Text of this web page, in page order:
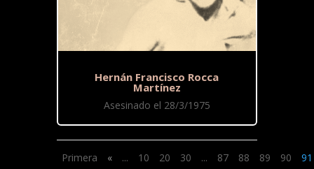
Hernán Francisco Rocca
Martínez
Asesinado el 28/3/1975
Primera « ... 10 20 30 ... 87 88 89 90 91